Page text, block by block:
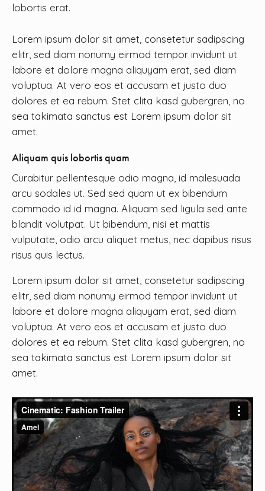
lobortis erat.
Lorem ipsum dolor sit amet, consetetur sadipscing
elitr, sed diam nonumy eirmod tempor invidunt ut
labore et dolore magna aliquyam erat, sed diam
voluptua. At vero eos et accusam et justo duo
dolores et ea rebum. Stet clita kasd gubergren, no
sea takimata sanctus est Lorem ipsum dolor sit
amet.
Aliquam quis lobortis quam
Curabitur pellentesque odio magna, id malesuada
arcu sodales ut. Sed sed quam ut ex bibendum
commodo id id magna. Aliquam sed ligula sed ante
blandit volutpat. Ut bibendum, nisi et mattis
vulputate, odio arcu aliquet metus, nec dapibus risus
risus quis lectus.
Lorem ipsum dolor sit amet, consetetur sadipscing
elitr, sed diam nonumy eirmod tempor invidunt ut
labore et dolore magna aliquyam erat, sed diam
voluptua. At vero eos et accusam et justo duo
dolores et ea rebum. Stet clita kasd gubergren, no
sea takimata sanctus est Lorem ipsum dolor sit
amet.